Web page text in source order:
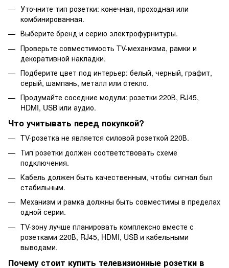
Уточните тип розетки: конечная, проходная или
комбинированная.
Выберите бренд и серию электрофурнитуры.
Проверьте совместимость TV-механизма, рамки и
декоративной накладки.
Подберите цвет под интерьер: белый, черный, графит,
серый, шампань, металл или стекло.
Продумайте соседние модули: розетки 220В, RJ45,
HDMI, USB или аудио.
Что учитывать перед покупкой?
TV-розетка не является силовой розеткой 220В.
Тип розетки должен соответствовать схеме
подключения.
Кабель должен быть качественным, чтобы сигнал был
стабильным.
Механизм и рамка должны быть совместимы в пределах
одной серии.
TV-зону лучше планировать комплексно вместе с
розетками 220В, RJ45, HDMI, USB и кабельными
выводами.
Почему стоит купить телевизионные розетки в